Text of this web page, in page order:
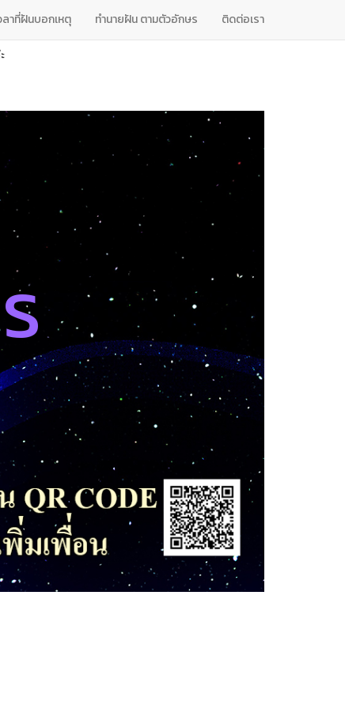
ลาที่ฝันบอกเหตุ ทํานายฝัน ตามตัวอักษร ติดต่อเรา